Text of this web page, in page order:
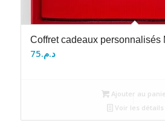
Coffret cadeaux personnalisés
د.م.75
Ajouter au
Voir les détails